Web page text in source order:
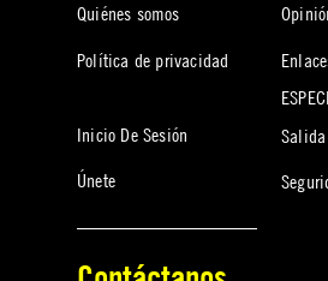
Quiénes somos
Política de privacidad
Inicio De Sesión
Únete